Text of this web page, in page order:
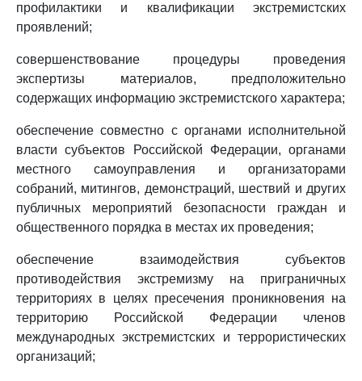
профилактики и квалификации экстремистских
проявлений;
совершенствование процедуры проведения
экспертизы материалов, предположительно
содержащих информацию экстремистского характера;
обеспечение совместно с органами исполнительной
власти субъектов Российской Федерации, органами
местного самоуправления и организаторами
собраний, митингов, демонстраций, шествий и других
публичных мероприятий безопасности граждан и
общественного порядка в местах их проведения;
обеспечение взаимодействия субъектов
противодействия экстремизму на приграничных
территориях в целях пресечения проникновения на
территорию Российской Федерации членов
международных экстремистских и террористических
организаций;